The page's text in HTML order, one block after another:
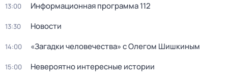
13:00 Информационная программа 112
13:30 Новости
14:00 «Загадки человечества» с Олегом Шишкиным
15:00 Невероятно интересные истории